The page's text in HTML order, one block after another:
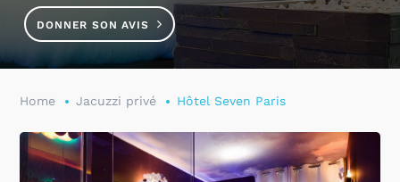
DONNER SON AVIS
Home Jacuzzi privé Hôtel Seven Paris